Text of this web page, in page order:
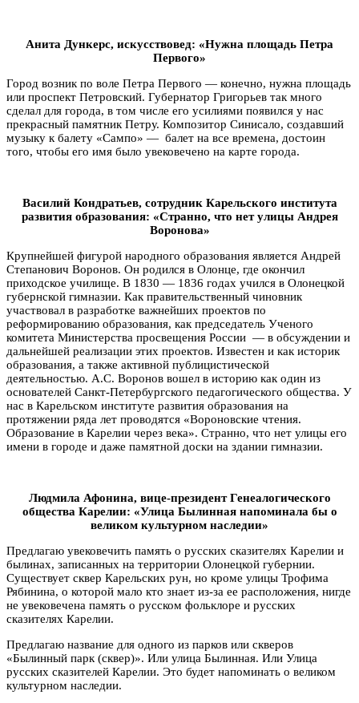
Анита Дункерс, искусствовед: «Нужна площадь Петра
Первого»
Город возник по воле Петра Первого — конечно, нужна площадь
или проспект Петровский. Губернатор Григорьев так много
сделал для города, в том числе его усилиями появился у нас
прекрасный памятник Петру. Композитор Синисало, создавший
музыку к балету «Сампо» — балет на все времена, достоин
того, чтобы его имя было увековечено на карте города.
Василий Кондратьев, сотрудник Карельского института
развития образования: «Странно, что нет улицы Андрея
Воронова»
Крупнейшей фигурой народного образования является Андрей
Степанович Воронов. Он родился в Олонце, где окончил
приходское училище. В 1830 — 1836 годах учился в Олонецкой
губернской гимназии. Как правительственный чиновник
участвовал в разработке важнейших проектов по
реформированию образования, как председатель Ученого
комитета Министерства просвещения России — в обсуждении и
дальнейшей реализации этих проектов. Известен и как историк
образования, а также активной публицистической
деятельностью. А.С. Воронов вошел в историю как один из
основателей Санкт-Петербургского педагогического общества. У
нас в Карельском институте развития образования на
протяжении ряда лет проводятся «Вороновские чтения.
Образование в Карелии через века». Странно, что нет улицы его
имени в городе и даже памятной доски на здании гимназии.
Людмила Афонина, вице-президент Генеалогического
общества Карелии: «Улица Былинная напоминала бы о
великом культурном наследии»
Предлагаю увековечить память о русских сказителях Карелии и
былинах, записанных на территории Олонецкой губернии.
Существует сквер Карельских рун, но кроме улицы Трофима
Рябинина, о которой мало кто знает из-за ее расположения, нигде
не увековечена память о русском фольклоре и русских
сказителях Карелии.
Предлагаю название для одного из парков или скверов
«Былинный парк (сквер)». Или улица Былинная. Или Улица
русских сказителей Карелии. Это будет напоминать о великом
культурном наследии.